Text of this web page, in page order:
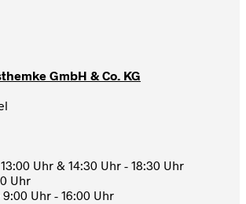
GmbH & Co. KG
Uhr & 14:30 Uhr - 18:30 Uhr
Uhr
Uhr - 16:00 Uhr